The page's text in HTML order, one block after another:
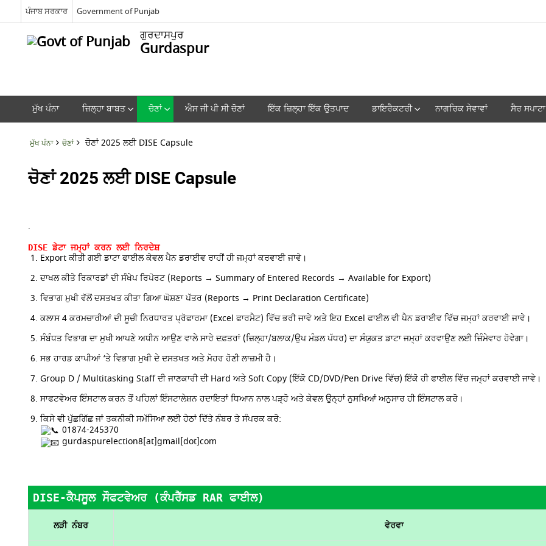
ਪੰਜਾਬ ਸਰਕਾਰ Government of Punjab
ਗੁਰਦਾਸਪੁਰ
Gurdaspur
ਮੁੱਖ ਪੰਨਾ ਜ਼ਿਲ੍ਹਾ ਬਾਬਤ ਚੋਣਾਂ ਐਸ ਜੀ ਪੀ ਸੀ ਚੋਣਾਂ ਇੱਕ ਜ਼ਿਲ੍ਹਾ ਇੱਕ ਉਤਪਾਦ ਡਾਇਰੈਕਟਰੀ ਨਾਗਰਿਕ ਸੇਵਾਵਾਂ ਸੈਰ ਸਪਾਟਾ
ਮੁੱਖ ਪੰਨਾ ਚੋਣਾਂ ਚੋਣਾਂ 2025 ਲਈ DISE Capsule
ਚੋਣਾਂ 2025 ਲਈ DISE Capsule
.
DISE ਡੇਟਾ ਜਮ੍ਹਾਂ ਕਰਨ ਲਈ ਨਿਰਦੇਸ਼
Export ਕੀਤੀ ਗਈ ਡਾਟਾ ਫਾਈਲ ਕੇਵਲ ਪੈਨ ਡਰਾਈਵ ਰਾਹੀਂ ਹੀ ਜਮ੍ਹਾਂ ਕਰਵਾਈ ਜਾਵੇ।
ਦਾਖਲ ਕੀਤੇ ਰਿਕਾਰਡਾਂ ਦੀ ਸੰਖੇਪ ਰਿਪੋਰਟ (Reports → Summary of Entered Records → Available for Export)
ਵਿਭਾਗ ਮੁਖੀ ਵੱਲੋਂ ਦਸਤਖਤ ਕੀਤਾ ਗਿਆ ਘੋਸ਼ਣਾ ਪੱਤਰ (Reports → Print Declaration Certificate)
ਕਲਾਸ 4 ਕਰਮਚਾਰੀਆਂ ਦੀ ਸੂਚੀ ਨਿਰਧਾਰਤ ਪ੍ਰੋਫਾਰਮਾ (Excel ਫਾਰਮੈਟ) ਵਿੱਚ ਭਰੀ ਜਾਵੇ ਅਤੇ ਇਹ Excel ਫਾਈਲ ਵੀ ਪੈਨ ਡਰਾਈਵ ਵਿੱਚ ਜਮ੍ਹਾਂ ਕਰਵਾਈ ਜਾਵੇ।
ਸੰਬੰਧਤ ਵਿਭਾਗ ਦਾ ਮੁਖੀ ਆਪਣੇ ਅਧੀਨ ਆਉਣ ਵਾਲੇ ਸਾਰੇ ਦਫ਼ਤਰਾਂ (ਜ਼ਿਲ੍ਹਾ/ਬਲਾਕ/ਉਪ ਮੰਡਲ ਪੱਧਰ) ਦਾ ਸੰਯੁਕਤ ਡਾਟਾ ਜਮ੍ਹਾਂ ਕਰਵਾਉਣ ਲਈ ਜ਼ਿੰਮੇਵਾਰ ਹੋਵੇਗਾ।
ਸਭ ਹਾਰਡ ਕਾਪੀਆਂ ‘ਤੇ ਵਿਭਾਗ ਮੁਖੀ ਦੇ ਦਸਤਖਤ ਅਤੇ ਮੋਹਰ ਹੋਣੀ ਲਾਜ਼ਮੀ ਹੈ।
Group D / Multitasking Staff ਦੀ ਜਾਣਕਾਰੀ ਦੀ Hard ਅਤੇ Soft Copy (ਇੱਕੋ CD/DVD/Pen Drive ਵਿੱਚ) ਇੱਕੋ ਹੀ ਫਾਈਲ ਵਿੱਚ ਜਮ੍ਹਾਂ ਕਰਵਾਈ ਜਾਵੇ।
ਸਾਫਟਵੇਅਰ ਇੰਸਟਾਲ ਕਰਨ ਤੋਂ ਪਹਿਲਾਂ ਇੰਸਟਾਲੇਸ਼ਨ ਹਦਾਇਤਾਂ ਧਿਆਨ ਨਾਲ ਪੜ੍ਹੋ ਅਤੇ ਕੇਵਲ ਉਨ੍ਹਾਂ ਨੁਸਖਿਆਂ ਅਨੁਸਾਰ ਹੀ ਇੰਸਟਾਲ ਕਰੋ।
ਕਿਸੇ ਵੀ ਪੁੱਛਗਿੱਛ ਜਾਂ ਤਕਨੀਕੀ ਸਮੱਸਿਆ ਲਈ ਹੇਠਾਂ ਦਿੱਤੇ ਨੰਬਰ ਤੇ ਸੰਪਰਕ ਕਰੋ:
01874-245370
gurdaspurelection8[at]gmail[dot]com
DISE-ਕੈਪਸੂਲ ਸੌਫਟਵੇਅਰ (ਕੰਪਰੈੱਸਡ RAR ਫਾਈਲ)
ਲੜੀ ਨੰਬਰ ਵੇਰਵਾ